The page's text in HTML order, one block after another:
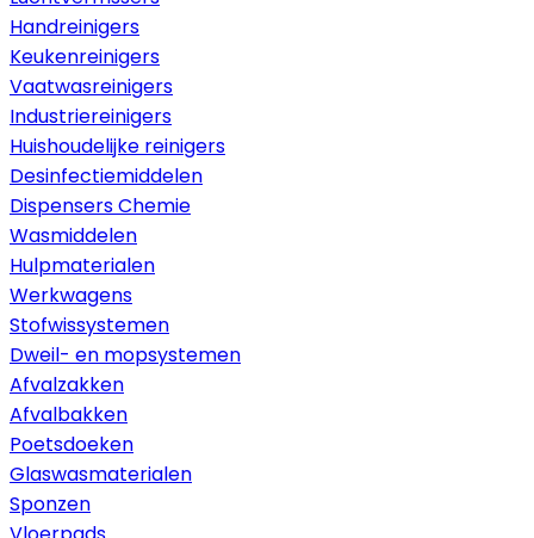
Handreinigers
Keukenreinigers
Vaatwasreinigers
Industriereinigers
Huishoudelijke reinigers
Desinfectiemiddelen
Dispensers Chemie
Wasmiddelen
Hulpmaterialen
Werkwagens
Stofwissystemen
Dweil- en mopsystemen
Afvalzakken
Afvalbakken
Poetsdoeken
Glaswasmaterialen
Sponzen